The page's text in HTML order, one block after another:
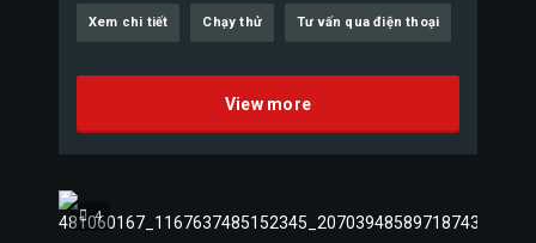
Xem chi tiết Chạy thử Tư vấn qua điện thoại
View more
4